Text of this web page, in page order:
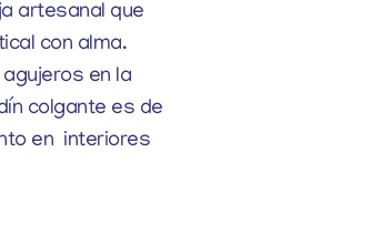
artesanal que
con alma.
en la
colgante es de
en interiores